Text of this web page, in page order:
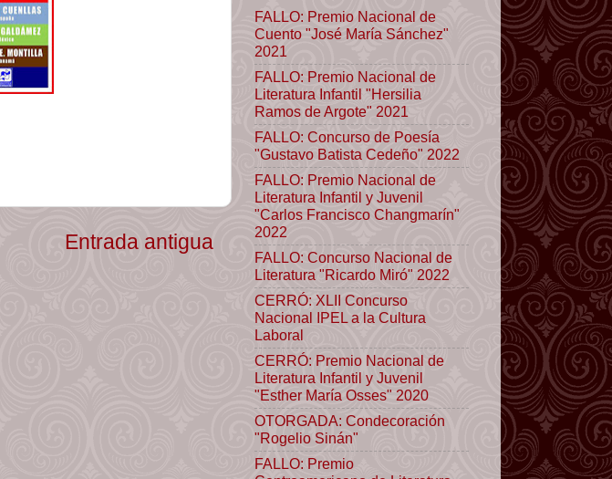
Entrada antigua
FALLO: Premio Nacional de
Cuento "José María Sánchez"
2021
FALLO: Premio Nacional de
Literatura Infantil "Hersilia
Ramos de Argote" 2021
FALLO: Concurso de Poesía
"Gustavo Batista Cedeño" 2022
FALLO: Premio Nacional de
Literatura Infantil y Juvenil
"Carlos Francisco Changmarín"
2022
FALLO: Concurso Nacional de
Literatura "Ricardo Miró" 2022
CERRÓ: XLII Concurso
Nacional IPEL a la Cultura
Laboral
CERRÓ: Premio Nacional de
Literatura Infantil y Juvenil
"Esther María Osses" 2020
OTORGADA: Condecoración
"Rogelio Sinán"
FALLO: Premio